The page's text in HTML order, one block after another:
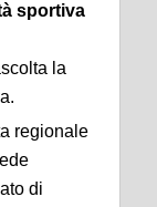
sportiva
la
regionale
di